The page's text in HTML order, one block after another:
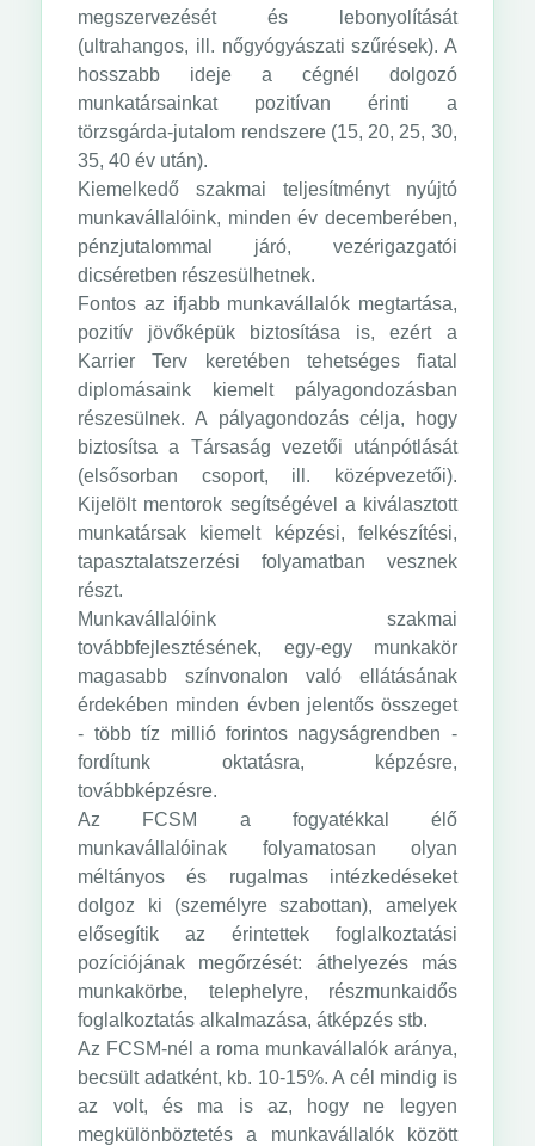
megszervezését és lebonyolítását
(ultrahangos, ill. nőgyógyászati szűrések). A
hosszabb ideje a cégnél dolgozó
munkatársainkat pozitívan érinti a
törzsgárda-jutalom rendszere (15, 20, 25, 30,
35, 40 év után).
Kiemelkedő szakmai teljesítményt nyújtó
munkavállalóink, minden év decemberében,
pénzjutalommal járó, vezérigazgatói
dicséretben részesülhetnek.
Fontos az ifjabb munkavállalók megtartása,
pozitív jövőképük biztosítása is, ezért a
Karrier Terv keretében tehetséges fiatal
diplomásaink kiemelt pályagondozásban
részesülnek. A pályagondozás célja, hogy
biztosítsa a Társaság vezetői utánpótlását
(elsősorban csoport, ill. középvezetői).
Kijelölt mentorok segítségével a kiválasztott
munkatársak kiemelt képzési, felkészítési,
tapasztalatszerzési folyamatban vesznek
részt.
Munkavállalóink szakmai
továbbfejlesztésének, egy-egy munkakör
magasabb színvonalon való ellátásának
érdekében minden évben jelentős összeget
- több tíz millió forintos nagyságrendben -
fordítunk oktatásra, képzésre,
továbbképzésre.
Az FCSM a fogyatékkal élő
munkavállalóinak folyamatosan olyan
méltányos és rugalmas intézkedéseket
dolgoz ki (személyre szabottan), amelyek
elősegítik az érintettek foglalkoztatási
pozíciójának megőrzését: áthelyezés más
munkakörbe, telephelyre, részmunkaidős
foglalkoztatás alkalmazása, átképzés stb.
Az FCSM-nél a roma munkavállalók aránya,
becsült adatként, kb. 10-15%. A cél mindig is
az volt, és ma is az, hogy ne legyen
megkülönböztetés a munkavállalók között